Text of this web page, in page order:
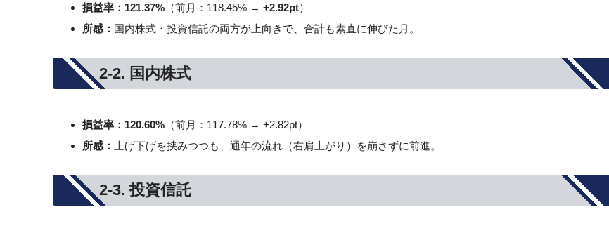
損益率： 121.37% （前月：118.45% → +2.92pt）
所感： 国内株式・投資信託の両方が上向きで、合計も素直に伸びた月。
2-2. 国内株式
損益率： 120.60% （前月：117.78% → +2.82pt）
所感：
上げ下げを挟みつつも、通年の流れ（右肩上がり）を崩さずに前進。
2-3. 投資信託